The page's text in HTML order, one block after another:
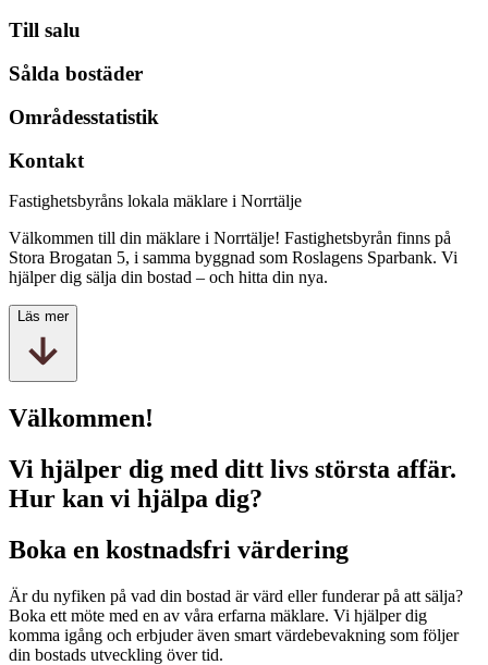
Till salu
Sålda bostäder
Områdesstatistik
Kontakt
Fastighetsbyråns lokala mäklare i Norrtälje
Välkommen till din mäklare i Norrtälje! Fastighetsbyrån finns på
Stora Brogatan 5, i samma byggnad som Roslagens Sparbank. Vi
hjälper dig sälja din bostad – och hitta din nya.
Läs mer
Välkommen!
Vi hjälper dig med ditt livs största affär.
Hur kan vi hjälpa dig?
Boka en kostnadsfri värdering
Är du nyfiken på vad din bostad är värd eller funderar på att sälja?
Boka ett möte med en av våra erfarna mäklare. Vi hjälper dig
komma igång och erbjuder även smart värdebevakning som följer
din bostads utveckling över tid.